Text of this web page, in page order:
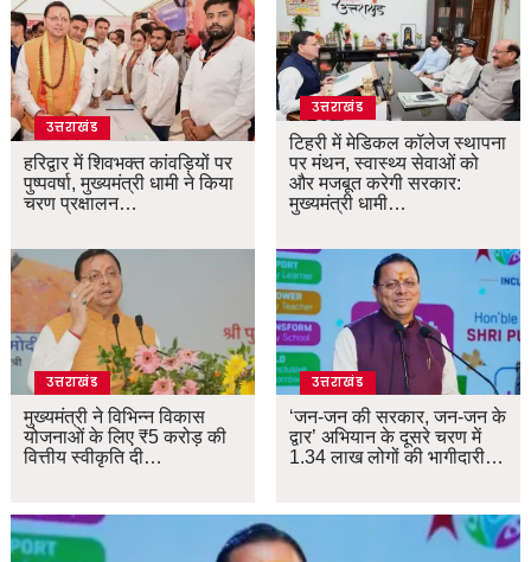
उत्तराखंड
हरिद्वार में शिवभक्त कांवड़ियों पर
पुष्पवर्षा, मुख्यमंत्री धामी ने किया
चरण प्रक्षालन…
उत्तराखंड
मुख्यमंत्री ने विभिन्न विकास
योजनाओं के लिए ₹5 करोड़ की
वित्तीय स्वीकृति दी…
उत्तराखंड
टिहरी में मेडिकल कॉलेज स्थापना
पर मंथन, स्वास्थ्य सेवाओं को
और मजबूत करेगी सरकार:
मुख्यमंत्री धामी…
उत्तराखंड
‘जन-जन की सरकार, जन-जन के
द्वार’ अभियान के दूसरे चरण में
1.34 लाख लोगों की भागीदारी…